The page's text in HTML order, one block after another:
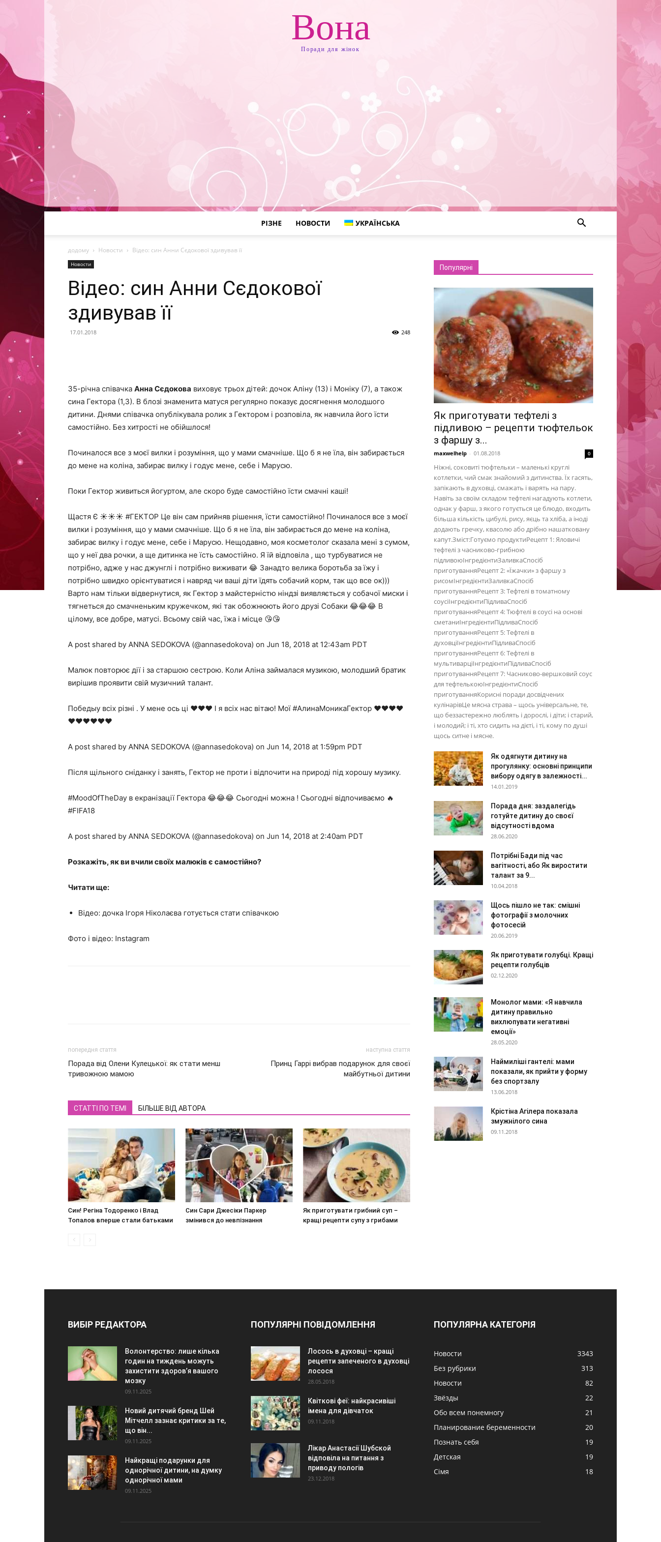
Вона
Поради для жінок
РІЗНЕ НОВОСТИ УКРАЇНСЬКА
додому Новости Відео: син Анни Сєдокової здивував її
Новости
Відео: син Анни Сєдокової
здивував її
17.01.2018 248
35-річна співачка Анна Сєдокова виховує трьох дітей: дочок Аліну (13) і Моніку (7), а також
сина Гектора (1,3). В блозі знаменита матуся регулярно показує досягнення молодшого
дитини. Днями співачка опублікувала ролик з Гектором і розповіла, як навчила його їсти
самостійно. Без хитрості не обійшлося!
Починалося все з моєї вилки і розуміння, що у мами смачніше. Що б я не їла, він забирається
до мене на коліна, забирає вилку і годує мене, себе і Марусю.
Поки Гектор живиться йогуртом, але скоро буде самостійно їсти смачні каші!
Щастя Є ☀️☀️☀️ #ГЕКТОР Це він сам прийняв рішення, їсти самостійно! Починалося все з моєї
вилки і розуміння, що у мами смачніше. Що б я не їла, він забирається до мене на коліна,
забирає вилку і годує мене, себе і Марусю. Нещодавно, моя косметолог сказала мені з сумом,
що у неї два рочки, а ще дитинка не їсть самостійно. Я їй відповіла , що турбуватися не
потрібно, адже у нас джунглі і потрібно виживати 😂 Занадто велика боротьба за їжу і
потрібно швидко орієнтуватися і навряд чи ваші діти їдять собачий корм, так що все ок)))
Варто нам тільки відвернутися, як Гектор з майстерністю ніндзі виявляється у собачої миски і
тягнеться до смачненьким кружечком, які так обожнюють його друзі Собаки 😂😂😂 В
цілому, все добре, матусі. Всьому свій час, їжа і місце 😘😘
A post shared by ANNA SEDOKOVA (@annasedokova) on Jun 18, 2018 at 12:43am PDT
Малюк повторює дії і за старшою сестрою. Коли Аліна займалася музикою, молодший братик
вирішив проявити свій музичний талант.
Победыу всіх різні . У мене ось ці ❤️❤️❤️ І я всіх нас вітаю! Мої #АлинаМоникаГектор ❤️❤️❤️❤️
❤️❤️❤️❤️❤️❤️
A post shared by ANNA SEDOKOVA (@annasedokova) on Jun 14, 2018 at 1:59pm PDT
Після щільного сніданку і занять, Гектор не проти і відпочити на природі під хорошу музику.
#MoodOfTheDay в екранізації Гектора 😂😂😂 Сьогодні можна ! Сьогодні відпочиваємо 🔥
#FIFA18
A post shared by ANNA SEDOKOVA (@annasedokova) on Jun 14, 2018 at 2:40am PDT
Розкажіть, як ви вчили своїх малюків є самостійно?
Читати ще:
Відео: дочка Ігоря Ніколаєва готується стати співачкою
Фото і відео: Instagram
попередня стаття
Порада від Олени Кулецької: як стати менш
тривожною мамою
наступна стаття
Принц Гаррі вибрав подарунок для своєї
майбутньої дитини
СТАТТІ ПО ТЕМІ БІЛЬШЕ ВІД АВТОРА
Син! Регіна Тодоренко і Влад
Топалов вперше стали батьками
Син Сари Джесіки Паркер
змінився до невпізнання
Як приготувати грибний суп –
кращі рецепти супу з грибами
Популярні
Як приготувати тефтелі з
підливою – рецепти тюфтельок
з фаршу з...
maxwelhelp - 01.08.2018 0
Ніжні, соковиті тюфтельки – маленькі круглі
котлетки, чий смак знайомий з дитинства. Їх гасять,
запікають в духовці, смажать і варять на пару.
Навіть за своїм складом тефтелі нагадують котлети,
однак у фарш, з якого готується це блюдо, входить
більша кількість цибулі, рису, яєць та хліба, а іноді
додають гречку, квасолю або дрібно нашатковану
капут.Зміст:Готуємо продуктиРецепт 1: Яловичі
тефтелі з часниково-грибною
підливоюІнгредієнтиЗаливкаСпосіб
приготуванняРецепт 2: «Їжачки» з фаршу з
рисомІнгредієнтиЗаливкаСпосіб
приготуванняРецепт 3: Тефтелі в томатному
соусіІнгредієнтиПідливаСпосіб
приготуванняРецепт 4: Тюфтелі в соусі на основі
сметаниІнгредієнтиПідливаСпосіб
приготуванняРецепт 5: Тефтелі в
духовціІнгредієнтиПідливаСпосіб
приготуванняРецепт 6: Тефтелі в
мультиварціІнгредієнтиПідливаСпосіб
приготуванняРецепт 7: Часниково-вершковий соус
для тефтелькоюІнгредієнтиСпосіб
приготуванняКорисні поради досвідчених
кулінарівЦе мясна страва – щось універсальне, те,
що беззастережно люблять і дорослі, і діти; і старий,
і молодий; і ті, хто сидить на дієті, і ті, кому по душі
щось ситне і мясне.
Як одягнути дитину на
прогулянку: основні принципи
вибору одягу в залежності...
14.01.2019
Порада дня: заздалегідь
готуйте дитину до своєї
відсутності вдома
28.06.2020
Потрібні Бади під час
вагітності, або Як виростити
талант за 9...
10.04.2018
Щось пішло не так: смішні
фотографії з молочних
фотосесій
20.06.2019
Як приготувати голубці. Кращі
рецепти голубців
02.12.2020
Монолог мами: «Я навчила
дитину правильно
вихлюпувати негативні
емоції»
28.05.2020
Наймиліші гантелі: мами
показали, як прийти у форму
без спортзалу
13.06.2018
Крістіна Агілера показала
змужнілого сина
09.11.2018
ВИБІР РЕДАКТОРА
Волонтерство: лише кілька
годин на тиждень можуть
захистити здоров’я вашого
мозку
09.11.2025
Новий дитячий бренд Шей
Мітчелл зазнає критики за те,
що він...
09.11.2025
Найкращі подарунки для
однорічної дитини, на думку
однорічної мами
09.11.2025
ПОПУЛЯРНІ ПОВІДОМЛЕННЯ
Лосось в духовці – кращі
рецепти запеченого в духовці
лосося
28.05.2018
Квіткові феї: найкрасивіші
імена для дівчаток
09.11.2018
Лікар Анастасії Шубской
відповіла на питання з
приводу пологів
23.12.2018
ПОПУЛЯРНА КАТЕГОРІЯ
Новости
3343
Без рубрики
313
Новости
82
Звёзды
22
Обо всем понемногу
21
Планирование беременности
20
Познать себя
19
Детская
19
Сімя
18